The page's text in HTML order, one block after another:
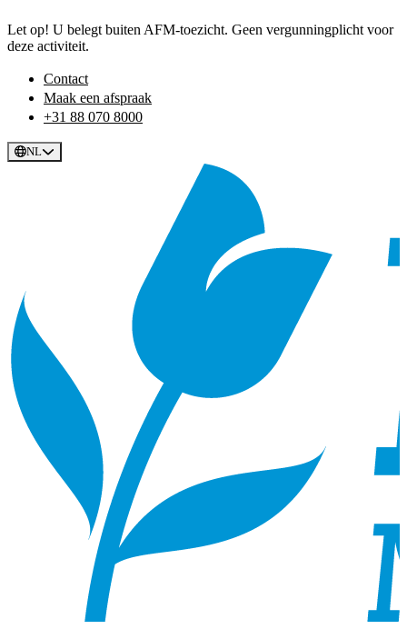
Let op! U belegt buiten AFM-toezicht. Geen vergunningplicht voor
deze activiteit.
Contact
Maak een afspraak
+31 88 070 8000
NL